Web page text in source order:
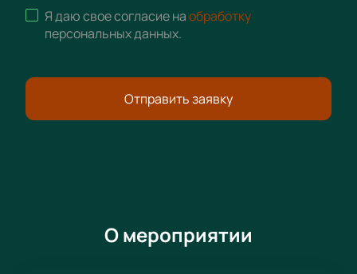
Я даю свое согласие наобработку
персональных данных.
Отправить заявку
О мероприятии